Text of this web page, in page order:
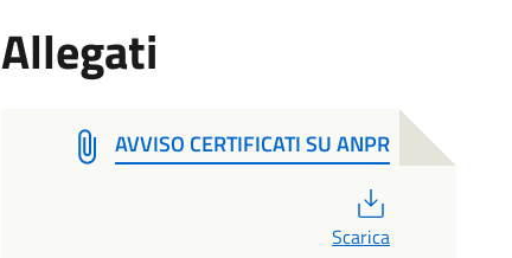
Allegati
AVVISO CERTIFICATI SU ANPR
Scarica